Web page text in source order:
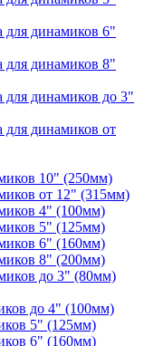
для динамиков 6"
для динамиков 8"
для динамиков до 3"
для динамиков от
10" (250мм)
от 12" (315мм)
4" (100мм)
5" (125мм)
6" (160мм)
8" (200мм)
до 3" (80мм)
до 4" (100мм)
5" (125мм)
6" (160мм)